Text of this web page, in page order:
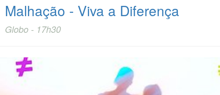
Malhação - Viva a Diferença
Globo - 17h30